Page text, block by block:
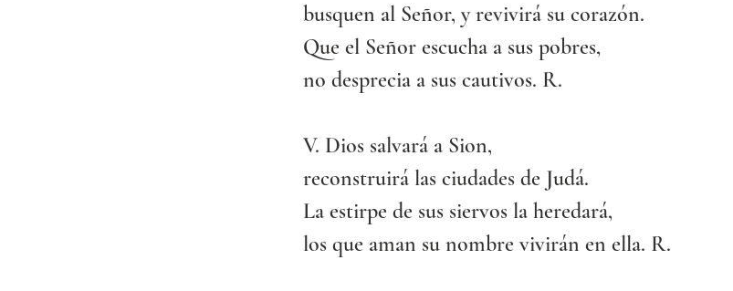
busquen al Señor, y revivirá su corazón.
Que el Señor escucha a sus pobres,
no desprecia a sus cautivos. R.
V. Dios salvará a Sion,
reconstruirá las ciudades de Judá.
La estirpe de sus siervos la heredará,
los que aman su nombre vivirán en ella. R.